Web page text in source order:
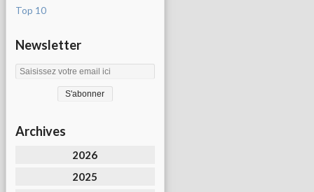
Top 10
Newsletter
Archives
2026
2025